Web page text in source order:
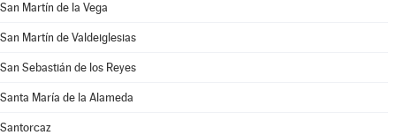
San Martín de la Vega
San Martín de Valdeiglesias
San Sebastián de los Reyes
Santa María de la Alameda
Santorcaz